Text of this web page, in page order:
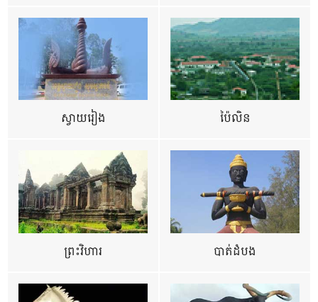
ស្វាយរៀង ប៉ៃលិន
ព្រះវិហារ បាត់ដំបង